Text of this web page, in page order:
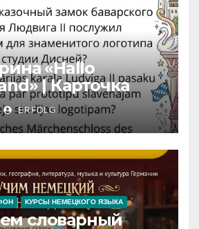
«Hallo
| Карточка
pils / Schloss der
ERFOLG
КУРСЫ НЕМЕЦКОГО ЯЗЫКА
словарный